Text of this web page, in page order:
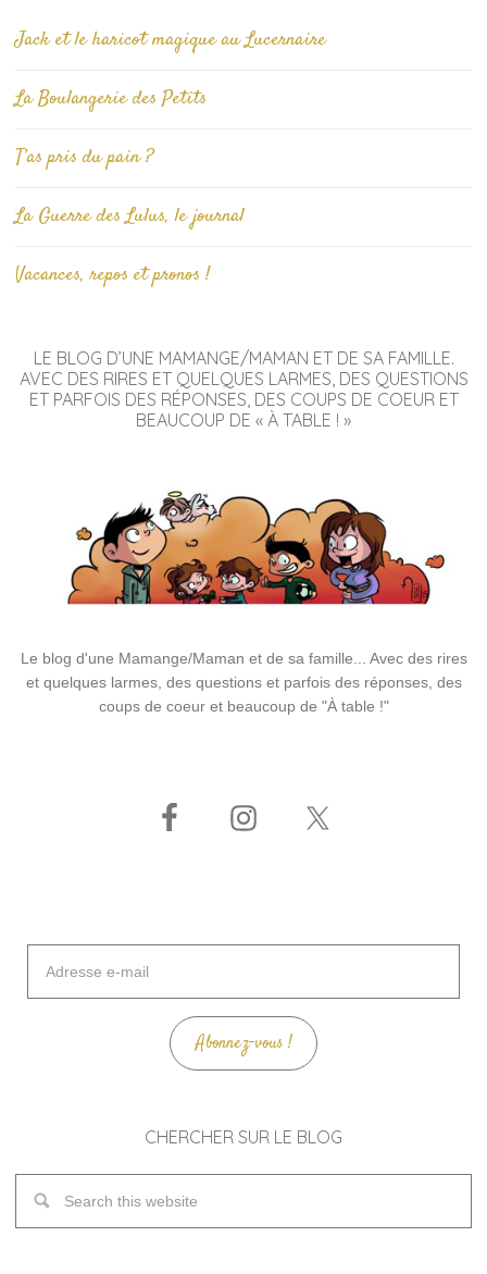
Jack et le haricot magique au Lucernaire
La Boulangerie des Petits
T’as pris du pain ?
La Guerre des Lulus, le journal
Vacances, repos et pronos !
LE BLOG D’UNE MAMANGE/MAMAN ET DE SA FAMILLE.
AVEC DES RIRES ET QUELQUES LARMES, DES QUESTIONS
ET PARFOIS DES RÉPONSES, DES COUPS DE COEUR ET
BEAUCOUP DE « À TABLE ! »
Le blog d'une Mamange/Maman et de sa famille... Avec des rires
et quelques larmes, des questions et parfois des réponses, des
coups de coeur et beaucoup de "À table !"
mail
Abonnez-vous !
CHERCHER SUR LE BLOG